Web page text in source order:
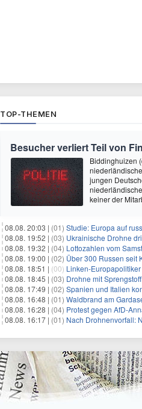
TOP-THEMEN
Besucher verliert Teil von
Biddinghuizen
jungen
keiner der
08.08. 20:03 | (01) Studie: Europa auf
08.08. 19:52 | (03) Ukrainische Drohne
08.08. 19:32 | (04) Lottozahlen vom
08.08. 19:00 | (02) Über 300 Russen seit
08.08. 18:51 | (00) Linken-
08.08. 18:45 | (03) Drohne mit
08.08. 17:49 | (02) Spanien und Italien
08.08. 16:48 | (01) Waldbrand am
08.08. 16:28 | (04) Protest gegen AfD-
08.08. 16:17 | (01) Nach Drohnenvorfall: